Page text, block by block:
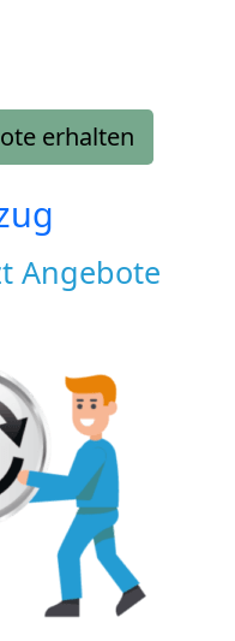
erhalten
Angebote